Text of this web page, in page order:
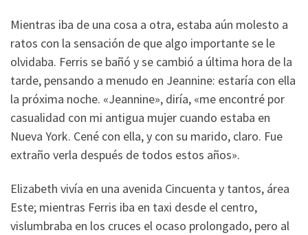
Mientras iba de una cosa a otra, estaba aún molesto a
ratos con la sensación de que algo importante se le
olvidaba. Ferris se bañó y se cambió a última hora de la
tarde, pensando a menudo en Jeannine: estaría con ella
la próxima noche. «Jeannine», diría, «me encontré por
casualidad con mi antigua mujer cuando estaba en
Nueva York. Cené con ella, y con su marido, claro. Fue
extraño verla después de todos estos años».
Elizabeth vivía en una avenida Cincuenta y tantos, área
Este; mientras Ferris iba en taxi desde el centro,
vislumbraba en los cruces el ocaso prolongado, pero al